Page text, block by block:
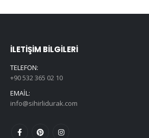
İLETIŞIM BILGILERI
TELEFON:
+90 532 365 02 10
EMAIL:
info@sihirlidurak.com